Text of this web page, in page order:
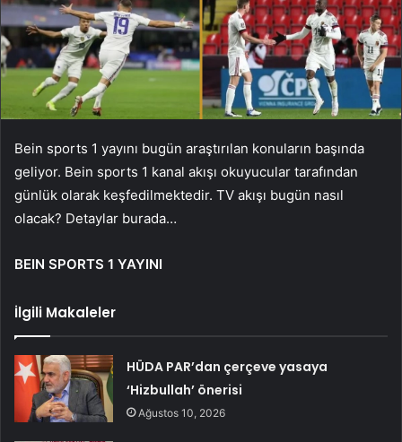
Bein sports 1 yayını bugün araştırılan konuların başında
geliyor. Bein sports 1 kanal akışı okuyucular tarafından
günlük olarak keşfedilmektedir. TV akışı bugün nasıl
olacak? Detaylar burada…
BEIN SPORTS 1 YAYINI
İlgili Makaleler
HÜDA PAR’dan çerçeve yasaya
‘Hizbullah’ önerisi
Ağustos 10, 2026